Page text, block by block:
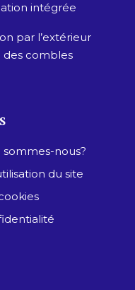
intégrée
par l’extérieur
des combles
sommes-nous?
du site